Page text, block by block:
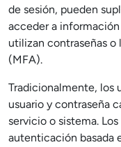
de sesión, pueden
acceder a
utilizan contraseñas
(MFA).
Tradicionalmente, los
usuario y contraseña
servicio o sistema.
autenticación basada